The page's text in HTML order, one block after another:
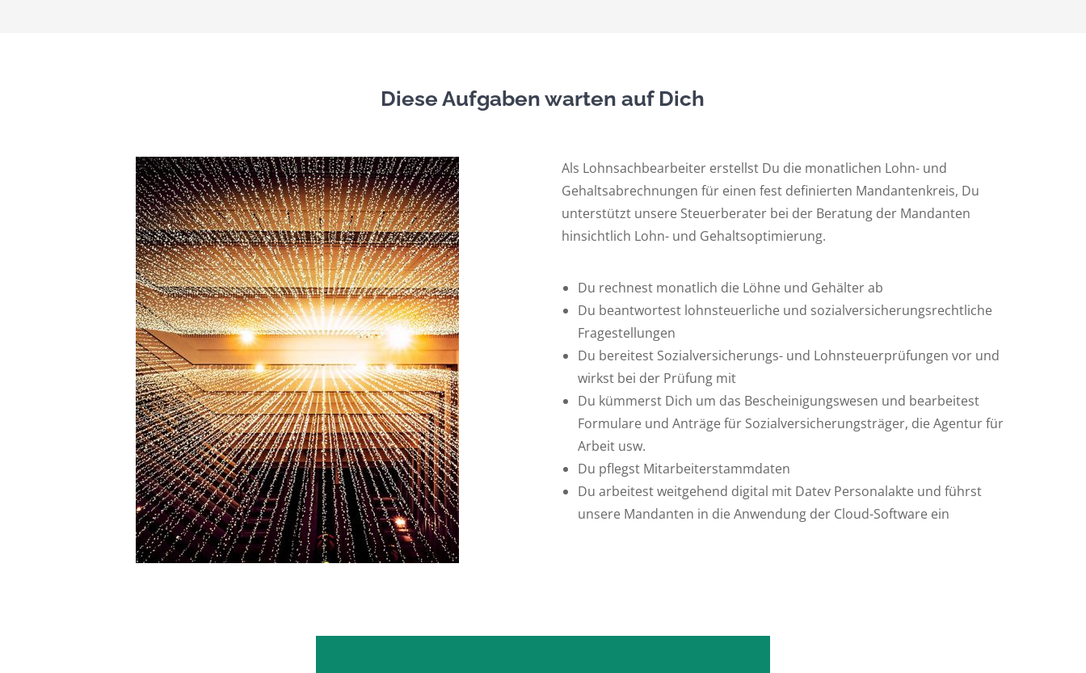
Diese Aufgaben warten auf Dich
Als Lohnsachbearbeiter erstellst Du die monatlichen Lohn- und
Gehaltsabrechnungen für einen fest definierten Mandantenkreis, Du
unterstützt unsere Steuerberater bei der Beratung der Mandanten
hinsichtlich Lohn- und Gehaltsoptimierung.
Du rechnest monatlich die Löhne und Gehälter ab
Du beantwortest lohnsteuerliche und sozialversicherungsrechtliche
Fragestellungen
Du bereitest Sozialversicherungs- und Lohnsteuerprüfungen vor und
wirkst bei der Prüfung mit
Du kümmerst Dich um das Bescheinigungswesen und bearbeitest
Formulare und Anträge für Sozialversicherungsträger, die Agentur für
Arbeit usw.
Du pflegst Mitarbeiterstammdaten
Du arbeitest weitgehend digital mit Datev Personalakte und führst
unsere Mandanten in die Anwendung der Cloud-Software ein